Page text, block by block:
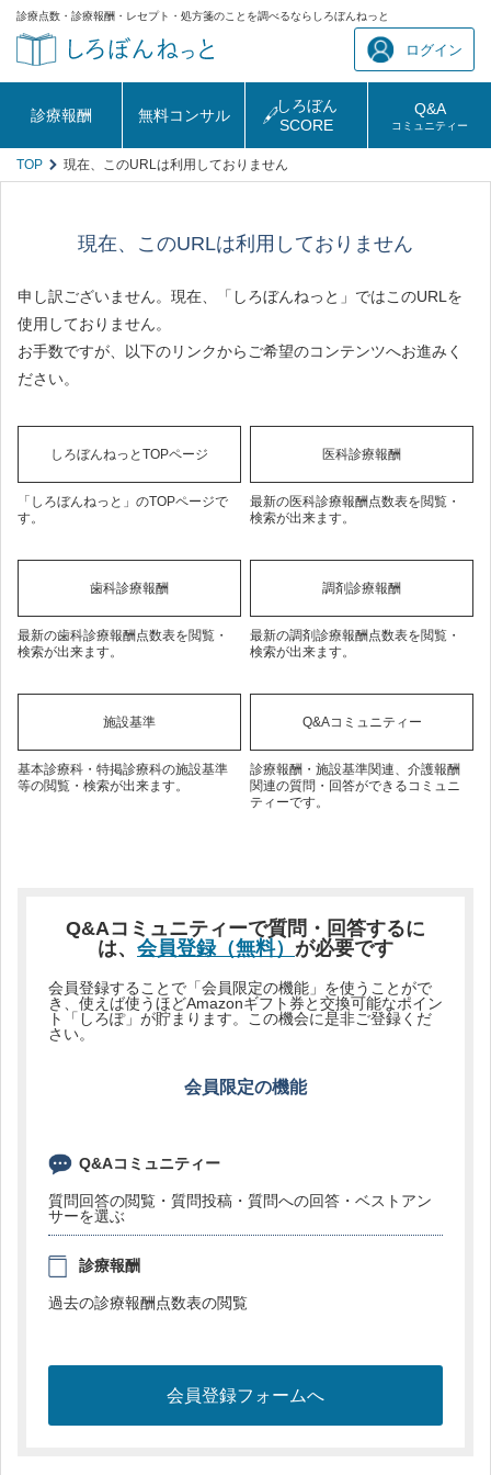
診療点数・診療報酬・レセプト・処方箋のことを調べるならしろぼんねっと
ログイン
診療報酬 無料コンサル
しろぼん
SCORE
Q&A
コミュニティー
TOP 現在、このURLは利用しておりません
現在、このURLは利用しておりません
申し訳ございません。現在、「しろぼんねっと」ではこのURLを
使用しておりません。
お手数ですが、以下のリンクからご希望のコンテンツへお進みく
ださい。
しろぼんねっとTOPページ
「しろぼんねっと」のTOPページで
す。
医科診療報酬
最新の医科診療報酬点数表を閲覧・
検索が出来ます。
歯科診療報酬
最新の歯科診療報酬点数表を閲覧・
検索が出来ます。
調剤診療報酬
最新の調剤診療報酬点数表を閲覧・
検索が出来ます。
施設基準
基本診療科・特掲診療科の施設基準
等の閲覧・検索が出来ます。
Q&Aコミュニティー
診療報酬・施設基準関連、介護報酬
関連の質問・回答ができるコミュニ
ティーです。
Q&Aコミュニティーで質問・回答するに
は、 会員登録（無料） が必要です
会員登録することで「会員限定の機能」を使うことがで
き、使えば使うほどAmazonギフト券と交換可能なポイン
ト「しろぽ」が貯まります。この機会に是非ご登録くだ
さい。
会員限定の機能
Q&Aコミュニティー
質問回答の閲覧・質問投稿・質問への回答・ベストアン
サーを選ぶ
診療報酬
過去の診療報酬点数表の閲覧
会員登録フォームへ